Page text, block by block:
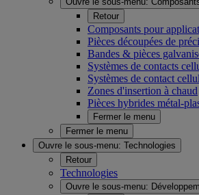
Retour
Composants pour
Pièces découpées de
Bandes & pièces
Systèmes de contacts
Systèmes de contact
Zones d'insertion à chaud
Pièces hybrides métal-
Fermer le menu
Fermer le menu
Ouvre le sous-menu: Technologies
Retour
Technologies
Ouvre le sous-menu: